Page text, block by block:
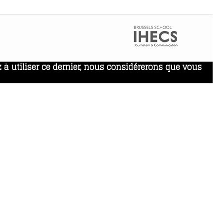
utiliser ce dernier, nous considérerons que vous